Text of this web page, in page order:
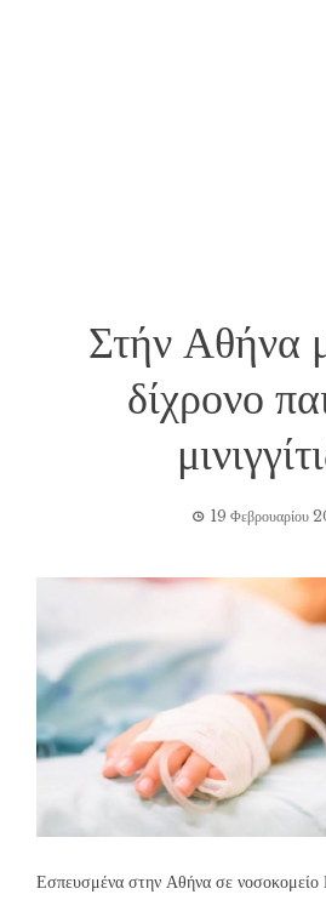
Στήν Αθήνα
δίχρονο
19 Φεβρουαρίου
Εσπευσμένα στην Αθήνα σε νοσοκομείο